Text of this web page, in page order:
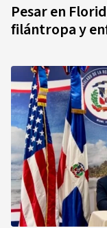
Pesar en
filántropa y